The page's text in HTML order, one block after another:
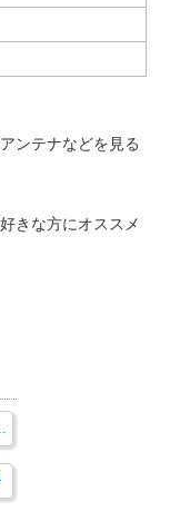
ンテナなどを見る
きな方にオススメ